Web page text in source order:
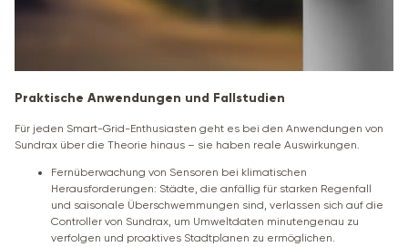
Praktische Anwendungen und Fallstudien
Für jeden Smart-Grid-Enthusiasten geht es bei den Anwendungen von
Sundrax über die Theorie hinaus – sie haben reale Auswirkungen.
Fernüberwachung von Sensoren bei klimatischen
Herausforderungen: Städte, die anfällig für starken Regenfall
und saisonale Überschwemmungen sind, verlassen sich auf die
Controller von Sundrax, um Umweltdaten minutengenau zu
verfolgen und proaktives Stadtplanen zu ermöglichen.